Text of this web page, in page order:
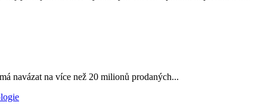
navázat na více než 20 milionů prodaných...